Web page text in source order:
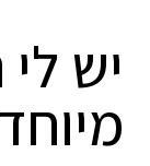
יש